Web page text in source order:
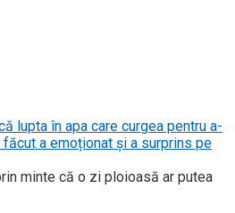
lupta în apa care curgea pentru a-
a emoționat și a surprins pe
minte că o zi ploioasă ar putea